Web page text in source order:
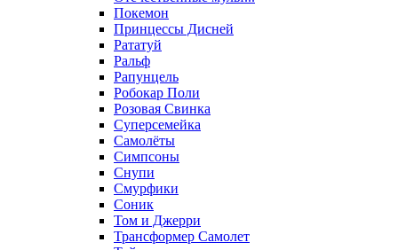
Покемон
Принцессы Дисней
Рататуй
Ральф
Рапунцель
Робокар Поли
Розовая Свинка
Суперсемейка
Самолёты
Симпсоны
Снупи
Смурфики
Соник
Том и Джерри
Трансформер Самолет